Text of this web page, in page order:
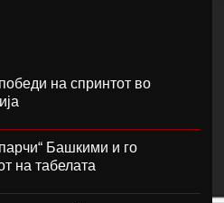
на спринтот во
Башкими и го
на табелата